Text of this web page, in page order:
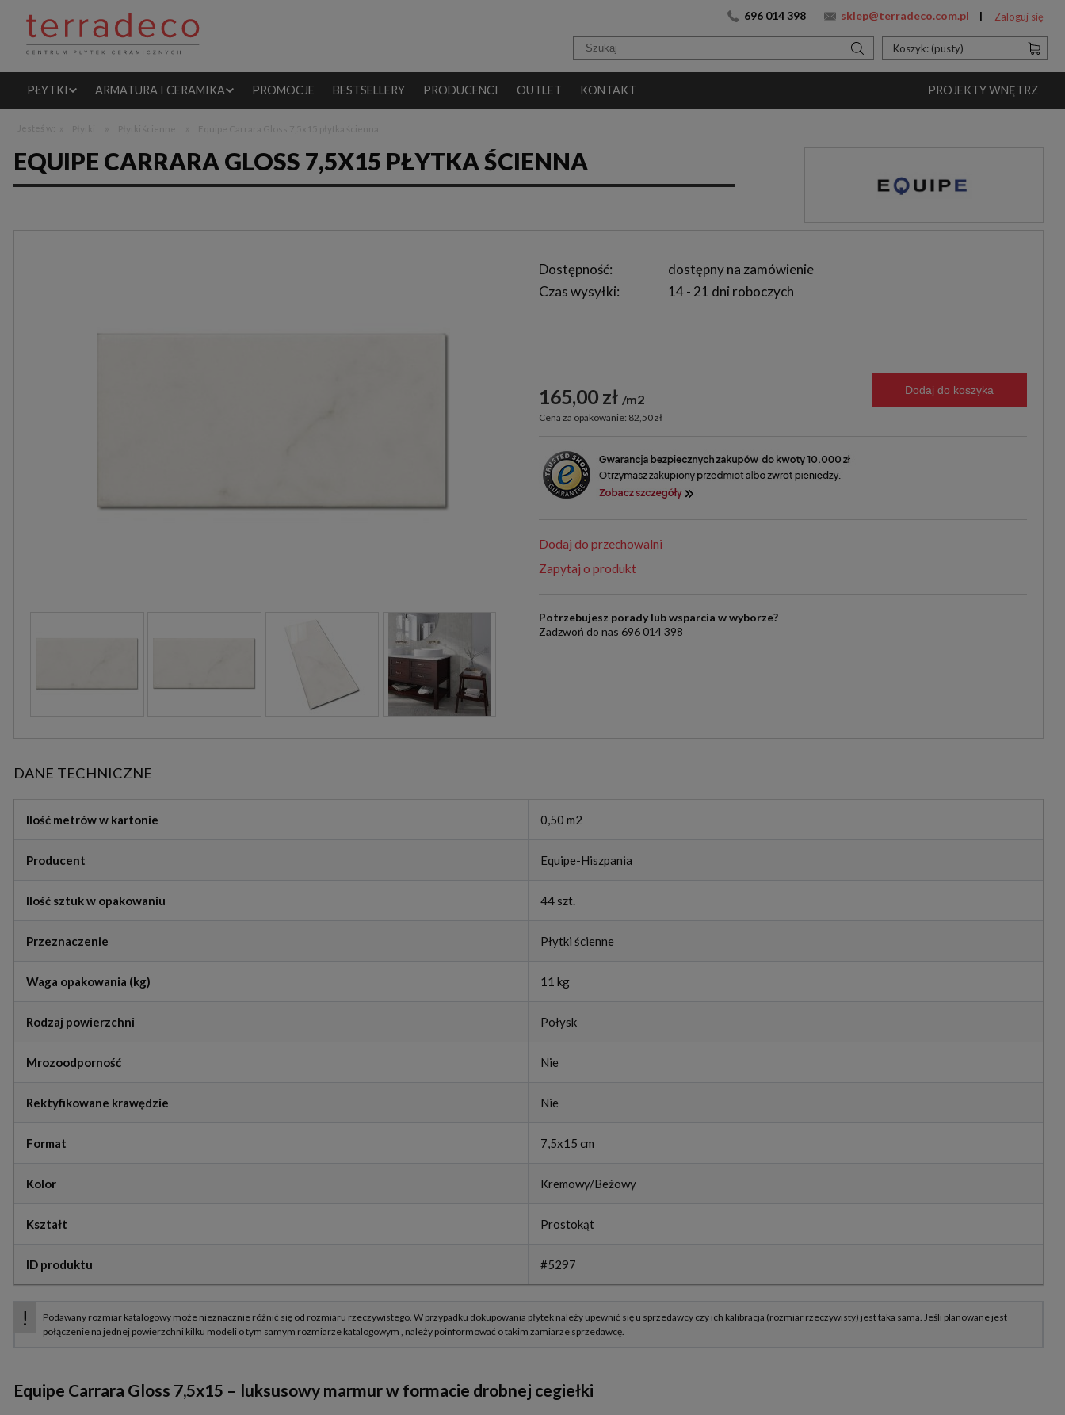
696 014 398 sklep@terradeco.com.pl Zaloguj się
Koszyk: (pusty)
PŁYTKI ARMATURA I CERAMIKA PROMOCJE BESTSELLERY PRODUCENCI OUTLET KONTAKT PROJEKTY WNĘTRZ
EQUIPE CARRARA GLOSS 7,5X15 PŁYTKA ŚCIENNA
Dostępność:
dostępny na zamówienie
Czas wysyłki:
14 - 21 dni roboczych
165,00 zł m2
Cena za opakowanie: 82,50 zł
Dodaj do koszyka
Dodaj do przechowalni
Zapytaj o produkt
Potrzebujesz porady lub wsparcia w wyborze?
Zadzwoń do nas 696 014 398
DANE TECHNICZNE
Ilość metrów w kartonie 0,50 m2
Producent Equipe-Hiszpania
Ilość sztuk w opakowaniu 44 szt.
Przeznaczenie Płytki ścienne
Waga opakowania (kg) 11 kg
Rodzaj powierzchni Połysk
Mrozoodporność Nie
Rektyfikowane krawędzie Nie
Format 7,5x15 cm
Kolor Kremowy/Beżowy
Kształt Prostokąt
ID produktu #5297
Equipe Carrara Gloss 7,5x15 – luksusowy marmur w formacie drobnej cegiełki